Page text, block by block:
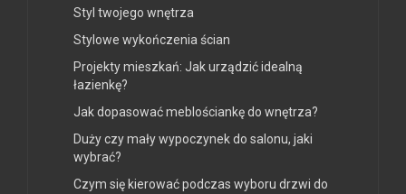
Styl twojego wnętrza
Stylowe wykończenia ścian
Projekty mieszkań: Jak urządzić idealną
łazienkę?
Jak dopasować meblościankę do wnętrza?
Duży czy mały wypoczynek do salonu, jaki
wybrać?
Czym się kierować podczas wyboru drzwi do